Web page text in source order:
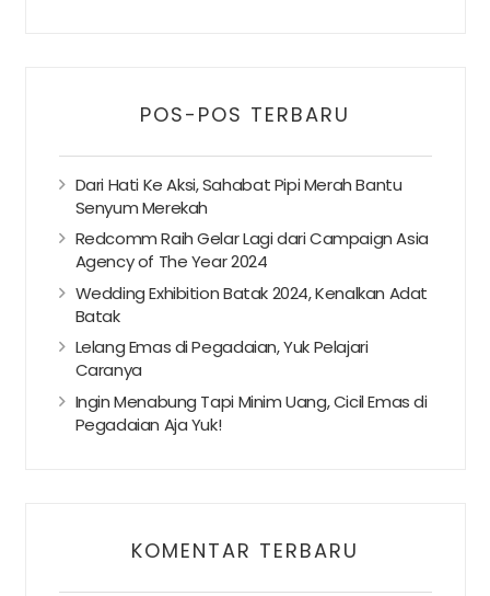
POS-POS TERBARU
Dari Hati Ke Aksi, Sahabat Pipi Merah Bantu
Senyum Merekah
Redcomm Raih Gelar Lagi dari Campaign Asia
Agency of The Year 2024
Wedding Exhibition Batak 2024, Kenalkan Adat
Batak
Lelang Emas di Pegadaian, Yuk Pelajari
Caranya
Ingin Menabung Tapi Minim Uang, Cicil Emas di
Pegadaian Aja Yuk!
KOMENTAR TERBARU